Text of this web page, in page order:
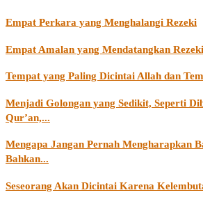
Empat Perkara yang Menghalangi Rezeki
Empat Amalan yang Mendatangkan Rezeki
Tempat yang Paling Dicintai Allah dan
Menjadi Golongan yang Sedikit, Seperti
Qur’an,...
Mengapa Jangan Pernah Mengharapkan
Bahkan...
Seseorang Akan Dicintai Karena